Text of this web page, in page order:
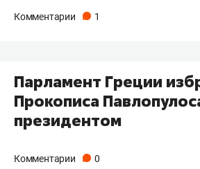
Комментарии 1
Парламент Греции
Прокописа
президентом
Комментарии 0